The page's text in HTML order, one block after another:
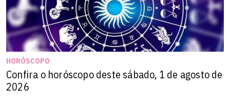
HORÓSCOPO
Confira o horóscopo deste sábado, 1 de agosto de
2026